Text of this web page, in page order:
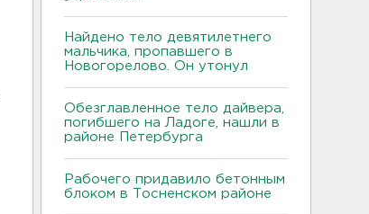
Найдено тело девятилетнего
мальчика, пропавшего в
Новогорелово. Он утонул
Обезглавленное тело дайвера,
погибшего на Ладоге, нашли в
районе Петербурга
Рабочего придавило бетонным
блоком в Тосненском районе